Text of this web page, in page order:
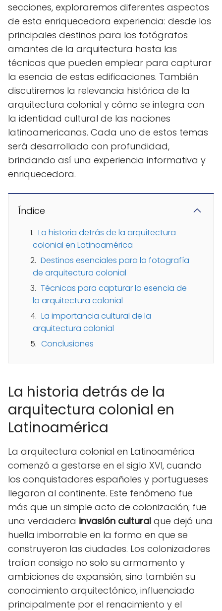
secciones, exploraremos diferentes aspectos
de esta enriquecedora experiencia: desde los
principales destinos para los fotógrafos
amantes de la arquitectura hasta las
técnicas que pueden emplear para capturar
la esencia de estas edificaciones. También
discutiremos la relevancia histórica de la
arquitectura colonial y cómo se integra con
la identidad cultural de las naciones
latinoamericanas. Cada uno de estos temas
será desarrollado con profundidad,
brindando así una experiencia informativa y
enriquecedora.
Índice
La historia detrás de la arquitectura
colonial en Latinoamérica
Destinos esenciales para la fotografía
de arquitectura colonial
Técnicas para capturar la esencia de
la arquitectura colonial
La importancia cultural de la
arquitectura colonial
Conclusiones
La historia detrás de la
arquitectura colonial en
Latinoamérica
La arquitectura colonial en Latinoamérica
comenzó a gestarse en el siglo XVI, cuando
los conquistadores españoles y portugueses
llegaron al continente. Este fenómeno fue
más que un simple acto de colonización; fue
una verdadera invasión cultural que dejó una
huella imborrable en la forma en que se
construyeron las ciudades. Los colonizadores
traían consigo no solo su armamento y
ambiciones de expansión, sino también su
conocimiento arquitectónico, influenciado
principalmente por el renacimiento y el